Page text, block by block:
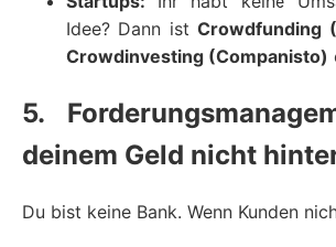
Idee? Dann istCrowdfunding
Crowdinvesting (Companisto)
5.
deinem Geld nicht
Du bist keine Bank. Wenn Kunden